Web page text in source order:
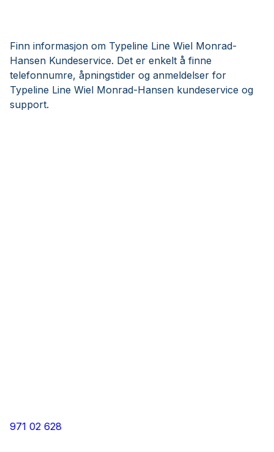
Finn informasjon om Typeline Line Wiel Monrad-
Hansen Kundeservice. Det er enkelt å finne
telefonnumre, åpningstider og anmeldelser for
Typeline Line Wiel Monrad-Hansen kundeservice og
support.
971 02 628